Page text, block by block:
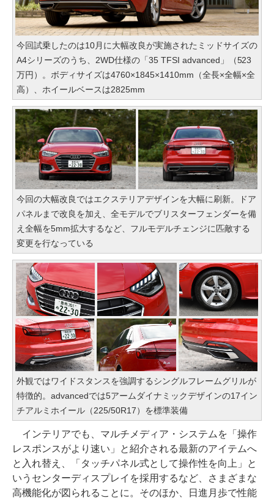
今回試乗したのは10月に大幅改良が実施されたミッドサイズの
A4シリーズのうち、2WD仕様の「35 TFSI advanced」（523
万円）。ボディサイズは4760×1845×1410mm（全長×全幅×全
高）、ホイールベースは2825mm
今回の大幅改良ではエクステリアデザインを大幅に刷新。ドア
パネルまで改良を加え、全モデルでブリスターフェンダーを備
え全幅を5mm拡大するなど、フルモデルチェンジに匹敵する
変更を行なっている
外観ではワイドスタンスを強調するシングルフレームグリルが
特徴的。advancedでは5アームダイナミックデザインの17イン
チアルミホイール（225/50R17）を標準装備
インテリアでも、マルチメディア・システムを「操作
レスポンスがより速い」と紹介される最新のアイテムへ
と入れ替え、「タッチパネル式として操作性を向上」と
いうセンターディスプレイを採用するなど、さまざまな
高機能化が図られることに。そのほか、日進月歩で性能